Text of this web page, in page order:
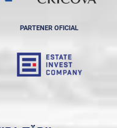
PARTENER OFICIAL